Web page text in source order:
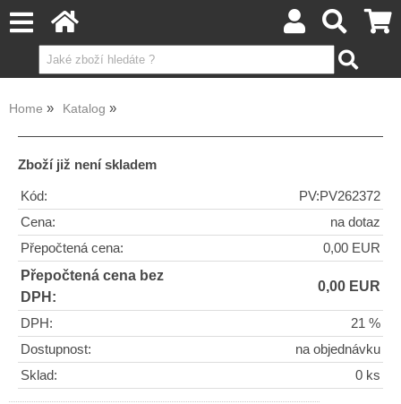
Home Katalog
Zboží již není skladem
Kód:
PV:PV262372
Cena:
na dotaz
Přepočtená cena:
0,00 EUR
Přepočtená cena bez
DPH:
0,00 EUR
DPH:
21 %
Dostupnost:
na objednávku
Sklad:
0 ks